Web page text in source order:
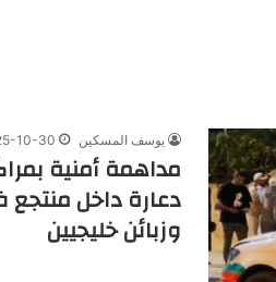
يوسف المسكين 10-30
مداهمة أمنية
دعارة داخل
وزبائن خليجيين